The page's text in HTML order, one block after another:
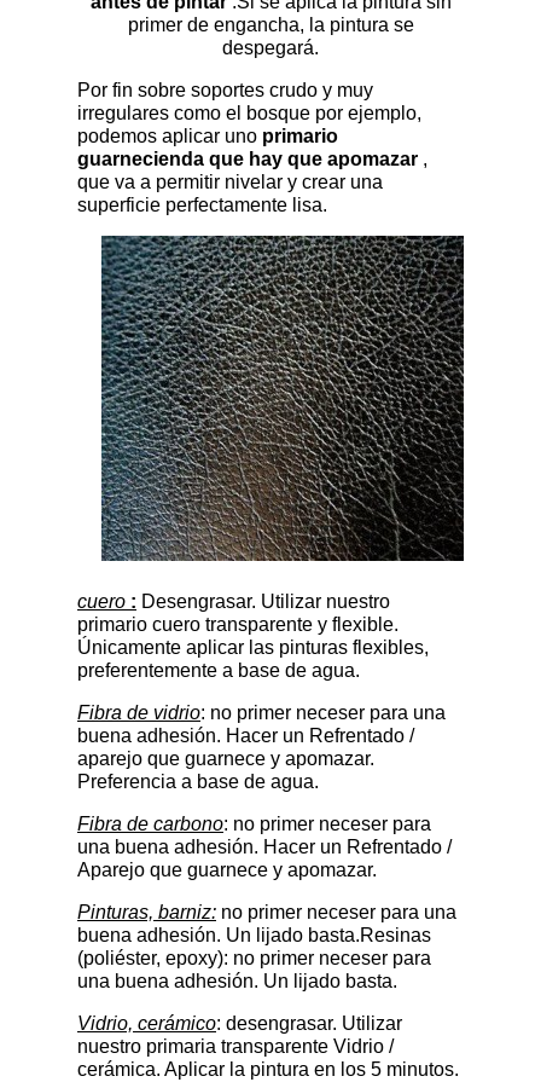
primer de engancha, la pintura se
despegará.
Por fin sobre soportes crudo y muy
irregulares como el bosque por ejemplo,
podemos aplicar uno primario
guarnecienda que hay que apomazar ,
que va a permitir nivelar y crear una
superficie perfectamente lisa.
cuero : Desengrasar. Utilizar nuestro
primario cuero transparente y flexible.
Únicamente aplicar las pinturas flexibles,
preferentemente a base de agua.
Fibra de vidrio: no primer neceser para una
buena adhesión. Hacer un Refrentado /
aparejo que guarnece y apomazar.
Preferencia a base de agua.
Fibra de carbono: no primer neceser para
una buena adhesión. Hacer un Refrentado /
Aparejo que guarnece y apomazar.
Pinturas, barniz: no primer neceser para una
buena adhesión. Un lijado basta.Resinas
(poliéster, epoxy): no primer neceser para
una buena adhesión. Un lijado basta.
Vidrio, cerámico: desengrasar. Utilizar
nuestro primaria transparente Vidrio /
cerámica. Aplicar la pintura en los 5 minutos.